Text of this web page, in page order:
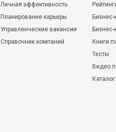
Личная эффективность
Планирование карьеры
Управленческие вакансии
Справочник компаний
Бизнес-
Книги
Тесты
Видео